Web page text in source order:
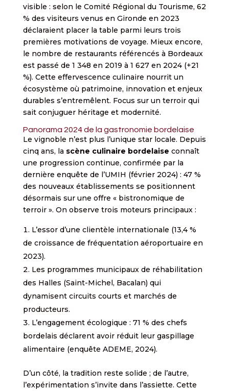
visible : selon le Comité Régional du Tourisme, 62
% des visiteurs venus en Gironde en 2023
déclaraient placer la table parmi leurs trois
premières motivations de voyage. Mieux encore,
le nombre de restaurants référencés à Bordeaux
est passé de 1 348 en 2019 à 1 627 en 2024 (+21
%). Cette effervescence culinaire nourrit un
écosystème où patrimoine, innovation et enjeux
durables s’entremêlent. Focus sur un terroir qui
sait conjuguer héritage et modernité.
Panorama 2024 de la gastronomie bordelaise
Le vignoble n’est plus l’unique star locale. Depuis
cinq ans, la scène culinaire bordelaise connaît
une progression continue, confirmée par la
dernière enquête de l’UMIH (février 2024) : 47 %
des nouveaux établissements se positionnent
désormais sur une offre « bistronomique de
terroir ». On observe trois moteurs principaux :
L’essor d’une clientèle internationale (13,4 %
de croissance de fréquentation aéroportuaire en
2023).
Les programmes municipaux de réhabilitation
des Halles (Saint-Michel, Bacalan) qui
dynamisent circuits courts et marchés de
producteurs.
L’engagement écologique : 71 % des chefs
bordelais déclarent avoir réduit leur gaspillage
alimentaire (enquête ADEME, 2024).
D’un côté, la tradition reste solide ; de l’autre,
l’expérimentation s’invite dans l’assiette. Cette